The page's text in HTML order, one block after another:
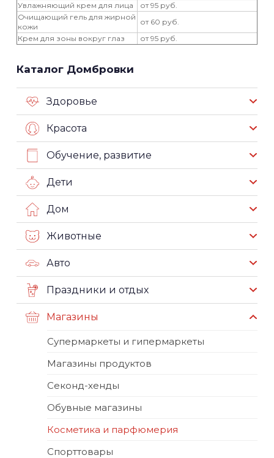
Увлажняющий крем для лица
от 95 руб.
Очищающий гель для жирной
кожи
от 60 руб.
Крем для зоны вокруг глаз
от 95 руб.
Каталог Домбровки
Здоровье
Красота
Обучение, развитие
Дети
Дом
Животные
Авто
Праздники и отдых
Магазины
Супермаркеты и гипермаркеты
Магазины продуктов
Секонд-хенды
Обувные магазины
Косметика и парфюмерия
Спорттовары